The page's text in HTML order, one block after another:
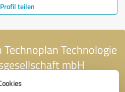
Profil teilen
Technologie
mbH